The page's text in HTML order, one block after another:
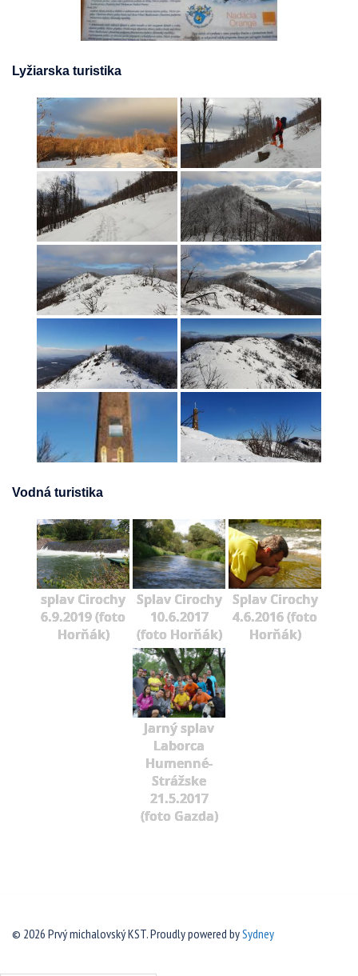
Lyžiarska turistika
Vodná turistika
splav Cirochy
6.9.2019 (foto
Horňák)
Splav Cirochy
10.6.2017
(foto Horňák)
Splav Cirochy
4.6.2016 (foto
Horňák)
Jarný splav
Laborca
Humenné-
Strážske
21.5.2017
(foto Gazda)
© 2026 Prvý michalovský KST. Proudly powered bySydney